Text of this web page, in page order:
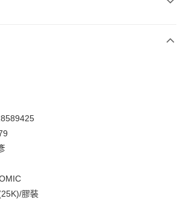
付」】
收到商品之後才付款」的支付方式。 讓您購物簡單
員、不需綁卡、不需儲值。
，簡訊認證，即可結帳。
／服務後，再付款。
結帳流程】
先享後付」後，將跳轉至「AFTEE先享後付」
含以上)免運費
膠裝